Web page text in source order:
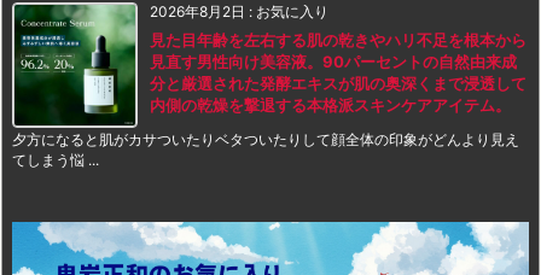
2026年8月2日 : お気に入り
見た目年齢を左右する肌の乾きやハリ不足を根本から
見直す男性向け美容液。90パーセントの自然由来成
分と厳選された発酵エキスが肌の奥深くまで浸透して
内側の乾燥を撃退する本格派スキンケアアイテム。
夕方になると肌がカサついたりベタついたりして顔全体の印象がどんより見え
てしまう悩 ...